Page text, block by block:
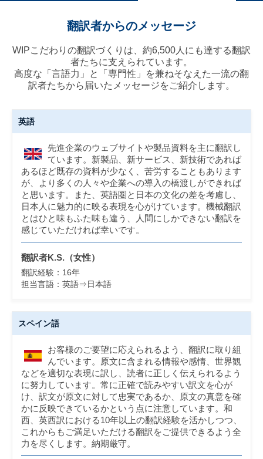
翻訳者からのメッセージ
WIPこだわりの翻訳づくりは、約6,500人にも達する翻訳
者たちに支えられています。
高度な「言語力」と「専門性」を兼ねそなえた一流の翻
訳者たちから届いたメッセージをご紹介します。
英語
先進企業のウェブサイトや製品資料を主に翻訳し
ています。新製品、新サービス、新技術であれば
あるほど既存の資料が少なく、苦労することもあります
が、より多くの人々や企業への導入の橋渡しができれば
と思います。また、英語圏と日本の文化の差を考慮し、
日本人に魅力的に映る表現を心がけています。機械翻訳
とはひと味もふた味も違う、人間にしかできない翻訳を
感じていただければ幸いです。
翻訳者K.S.（女性）
翻訳経験：16年
担当言語：英語⇒日本語
スペイン語
お客様のご要望に応えられるよう、翻訳に取り組
んでいます。原文に含まれる情報や感情、世界観
などを適切な表現に訳し、読者に正しく伝えられるよう
に努力しています。常に正確で読みやすい訳文を心が
け、訳文が原文に対して忠実であるか、原文の真意を確
かに反映できているかという点に注意しています。和
西、英西訳における10年以上の翻訳経験を活かしつつ、
これからもご満足いただける翻訳をご提供できるよう全
力を尽くします。納期厳守。